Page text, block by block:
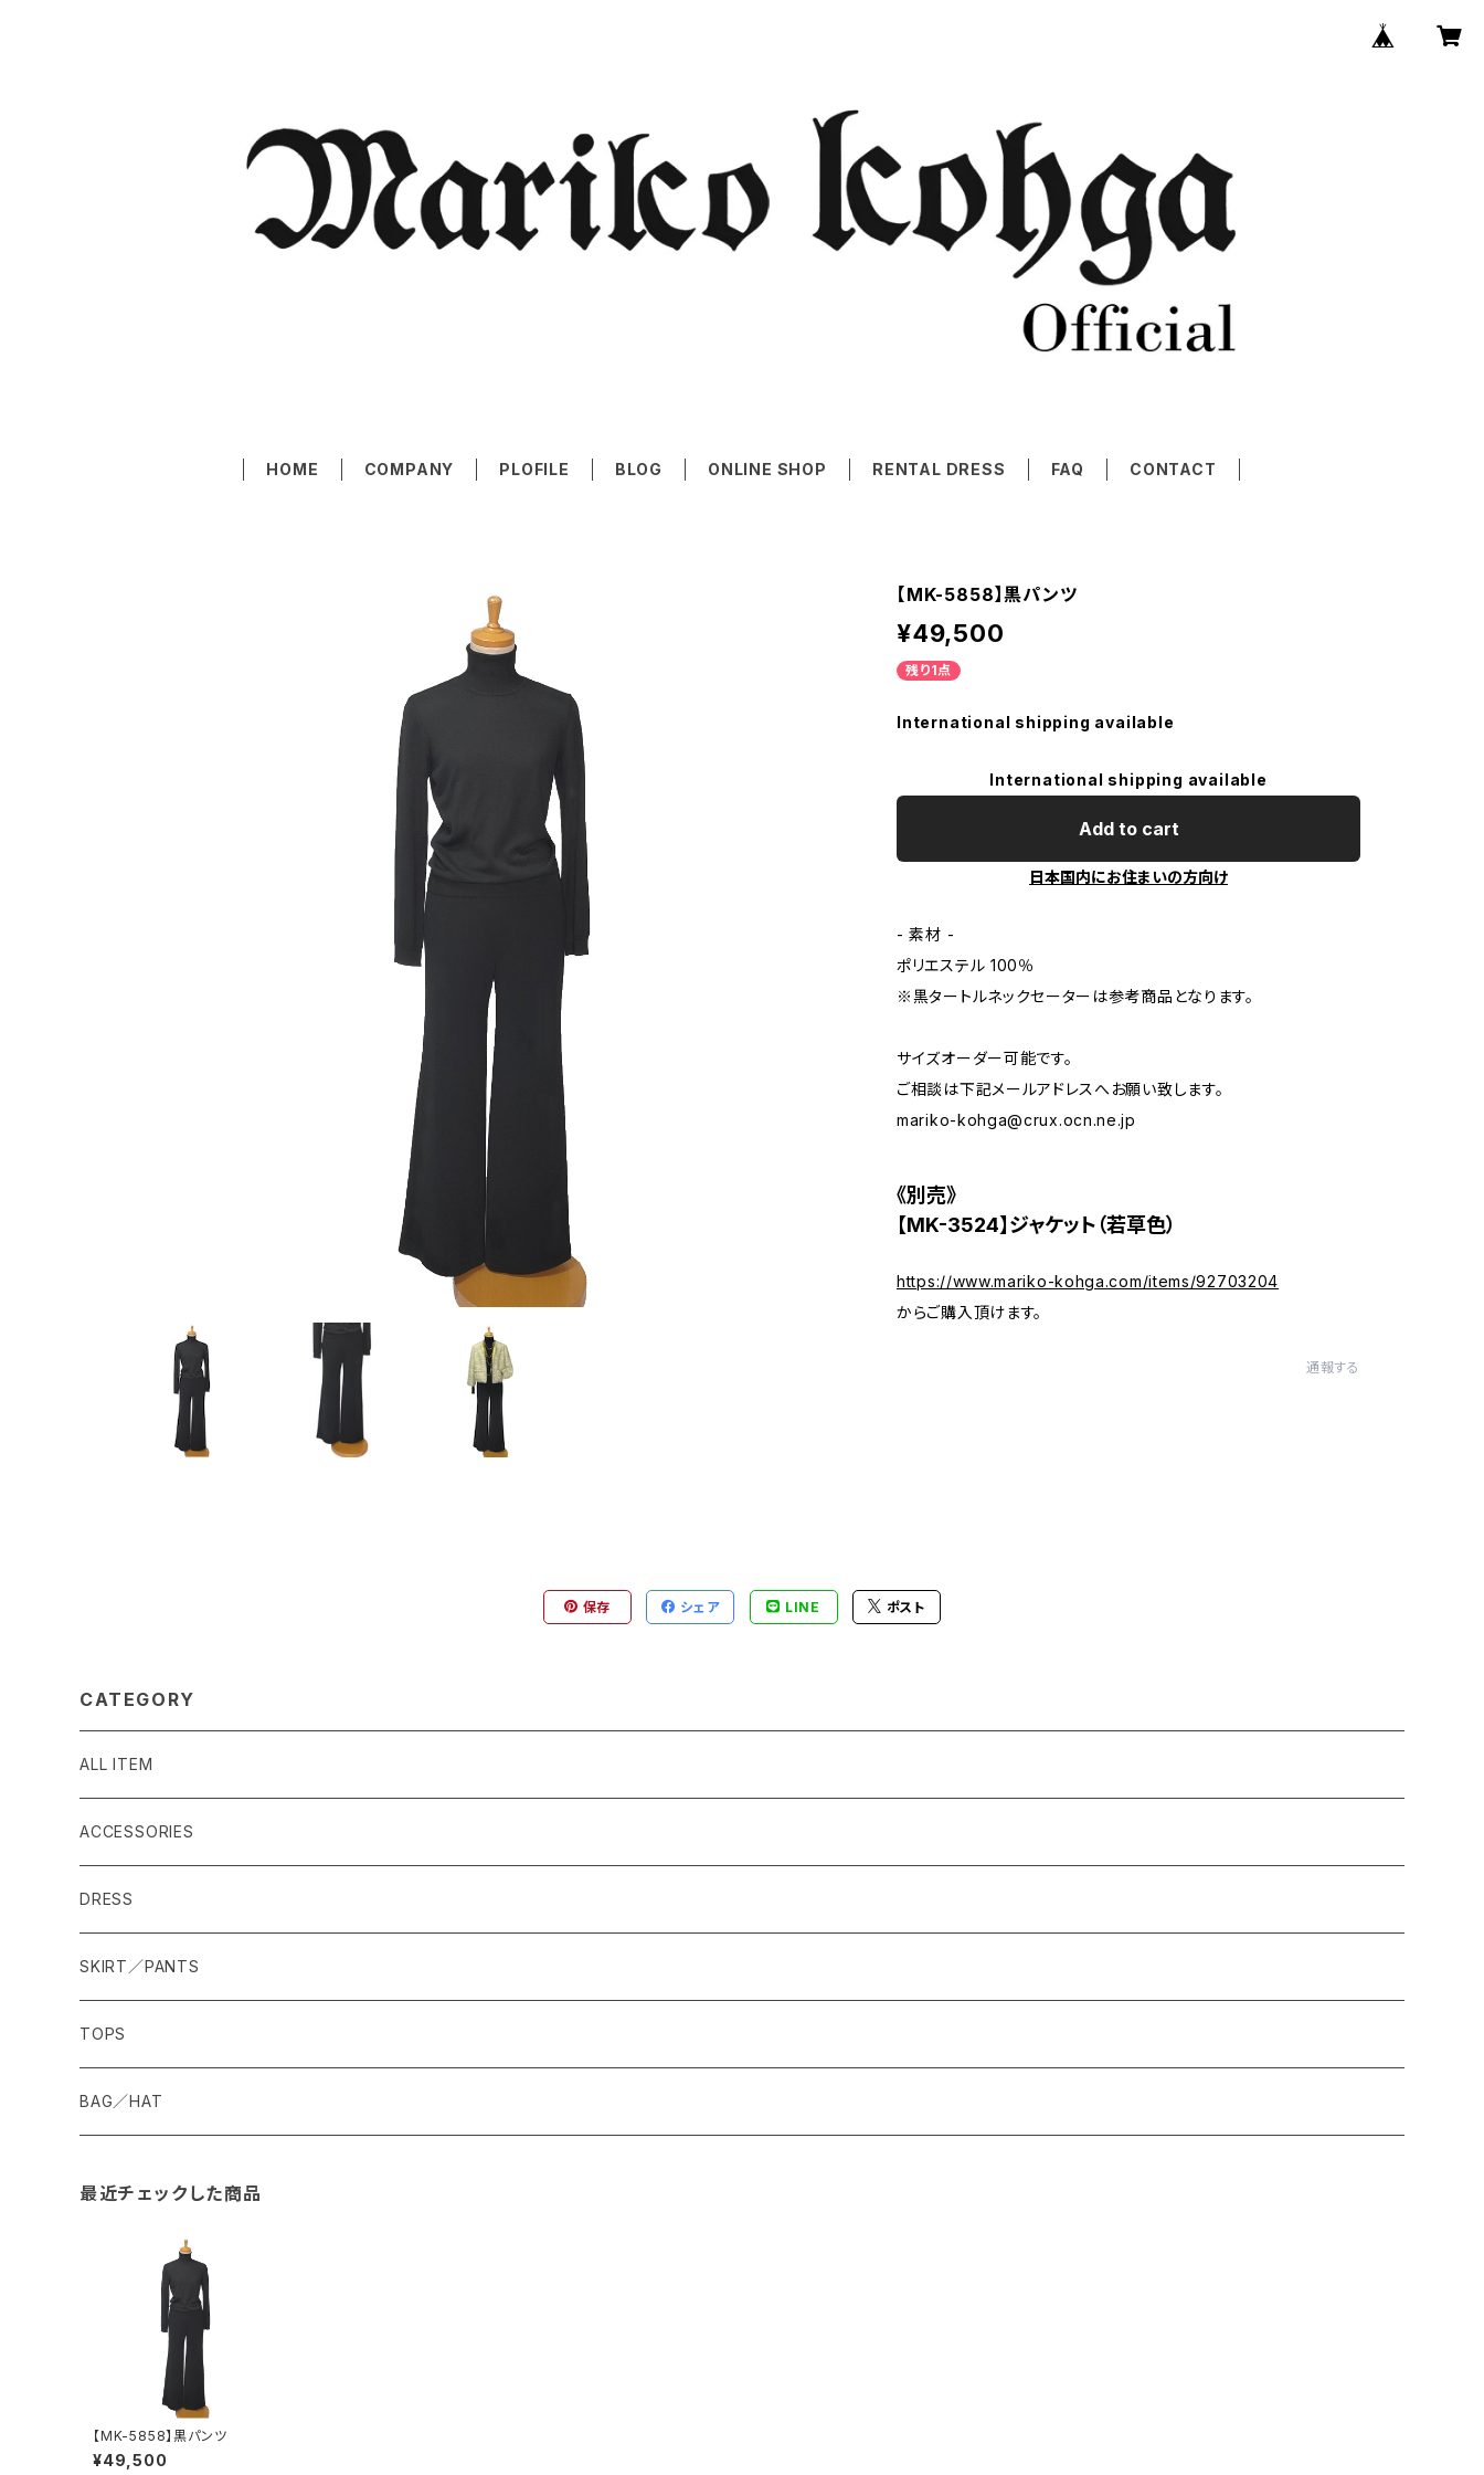
HOME COMPANY PLOFILE BLOG ONLINE SHOP RENTAL DRESS FAQ CONTACT
【MK-5858】黒パンツ
¥49,500
残り1点
International shipping available
International shipping available
Add to cart
日本国内にお住まいの方向け
- 素材 -
ポリエステル 100％
※黒タートルネックセーターは参考商品となります。
サイズオーダー可能です。
ご相談は下記メールアドレスへお願い致します。
mariko-kohga@crux.ocn.ne.jp
《別売》
【MK-3524】ジャケット（若草色）
https://www.mariko-kohga.com/items/92703204
からご購入頂けます。
通報する
保存 シェア LINE ポスト
CATEGORY
ALL ITEM
ACCESSORIES
DRESS
SKIRT／PANTS
TOPS
BAG／HAT
最近チェックした商品
【MK-5858】黒パンツ
¥49,500